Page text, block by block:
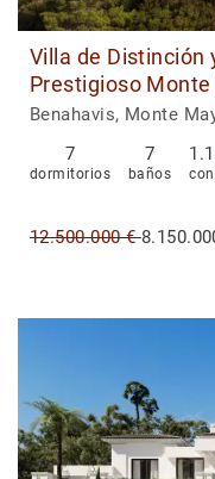
Villa de Distinción
Prestigioso
Benahavis, Monte
7
dormitorios
7
baños
12.500.000 €